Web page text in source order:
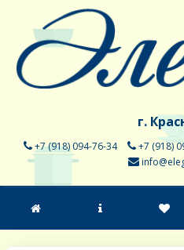
г.
+7 (918) 094-76-34 +7 (918)